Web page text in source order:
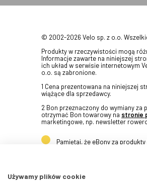
© 2002-2026 Velo sp. z o.o.
Produkty w rzeczywistości mogą
Informacje zawarte na niniejszej
ich układ w serwisie internetowym
o.o. są zabronione.
1 Cena prezentowana na niniejszej
wiążące dla sprzedawcy.
2 Bon przeznaczony do wymiany za
otrzymać Bon towarowy na stronie
marketingowe, np. newsletter
Pamiętaj, że eBony za
Używamy plików cookie